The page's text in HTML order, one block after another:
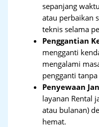
sepanjang
atau perbaikan
teknis selama
Penggantian
mengganti
mengalami
pengganti
Penyewaan
layanan Rental
atau bulanan)
hemat.